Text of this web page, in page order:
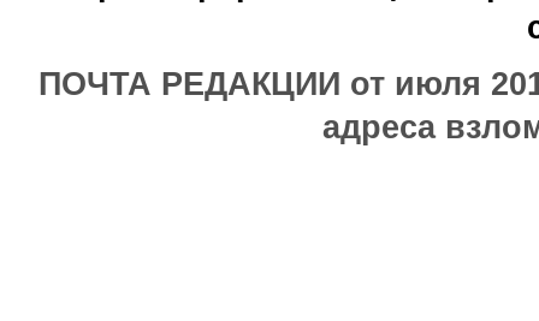
ПОЧТА РЕДАКЦИИ от июля
адреса